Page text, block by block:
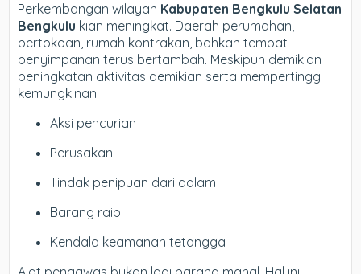
Perkembangan wilayah Kabupaten Bengkulu Selatan
Bengkulu kian meningkat. Daerah perumahan,
pertokoan, rumah kontrakan, bahkan tempat
penyimpanan terus bertambah. Meskipun demikian
peningkatan aktivitas demikian serta mempertinggi
kemungkinan:
Aksi pencurian
Perusakan
Tindak penipuan dari dalam
Barang raib
Kendala keamanan tetangga